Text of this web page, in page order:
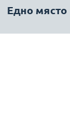
Едно място